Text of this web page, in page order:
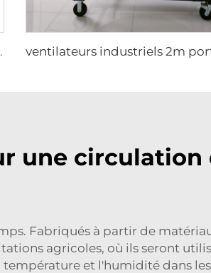
fermes et entrepôts
une circulation
Fabriqués à partir de
agricoles, où ils seront
et l'humidité dans